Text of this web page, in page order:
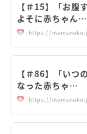
【＃15】「お
よそに赤ちゃん…
https://
【＃86】「いつ
なった赤ちゃ…
https://